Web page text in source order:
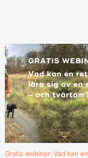
Gratis webinar: Vad kan en